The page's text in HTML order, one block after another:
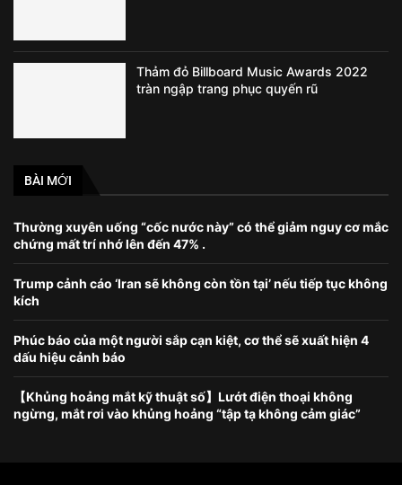
Thảm đỏ Billboard Music Awards 2022
tràn ngập trang phục quyến rũ
BÀI MỚI
Thường xuyên uống “cốc nước này” có thể giảm nguy cơ mắc
chứng mất trí nhớ lên đến 47% .
Trump cảnh cáo ‘Iran sẽ không còn tồn tại’ nếu tiếp tục không
kích
Phúc báo của một người sắp cạn kiệt, cơ thể sẽ xuất hiện 4
dấu hiệu cảnh báo
【Khủng hoảng mắt kỹ thuật số】Lướt điện thoại không
ngừng, mắt rơi vào khủng hoảng “tập tạ không cảm giác”